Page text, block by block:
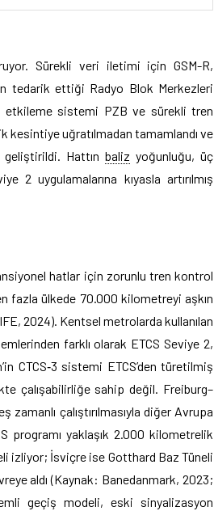
Sürekli veri iletimi için GSM-R,
tedarik ettiği Radyo Blok Merkezleri
sistemi PZB ve sürekli tren
kesintiye uğratılmadan tamamlandı ve
Hattın baliz yoğunluğu, üç
uygulamalarına kıyasla artırılmış
hatlar için zorunlu tren kontrol
fazla ülkede 70.000 kilometreyi aşkın
2024). Kentsel metrolarda kullanılan
farklı olarak ETCS Seviye 2,
CTCS‑3 sistemi ETCS’den türetilmiş
çalışabilirliğe sahip değil. Freiburg–
çalıştırılmasıyla diğer Avrupa
programı yaklaşık 2.000 kilometrelik
izliyor; İsviçre ise Gotthard Baz Tüneli
aldı (Kaynak: Banedanmark, 2023;
geçiş modeli, eski sinyalizasyon